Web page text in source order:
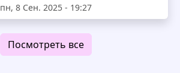
пн, 8 Сен. 2025 - 19:27
Посмотреть все